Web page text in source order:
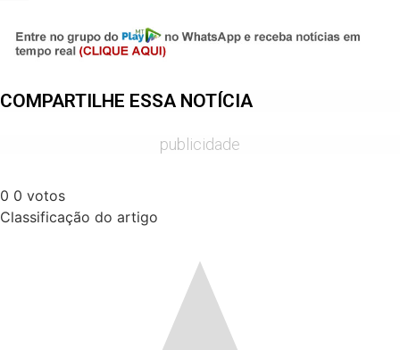
COMPARTILHE ESSA NOTÍCIA
publicidade
0 0 votos
Classificação do artigo